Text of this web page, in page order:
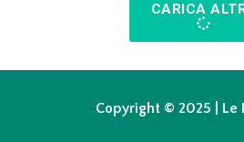
CARICA
Copyright © 2025 | Le